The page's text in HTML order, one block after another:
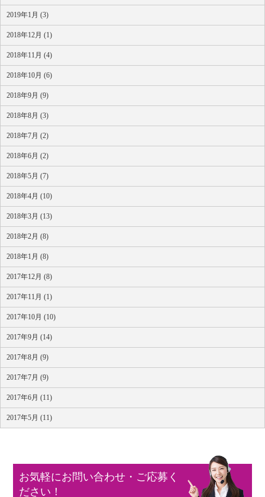
2019年1月 (3)
2018年12月 (1)
2018年11月 (4)
2018年10月 (6)
2018年9月 (9)
2018年8月 (3)
2018年7月 (2)
2018年6月 (2)
2018年5月 (7)
2018年4月 (10)
2018年3月 (13)
2018年2月 (8)
2018年1月 (8)
2017年12月 (8)
2017年11月 (1)
2017年10月 (10)
2017年9月 (14)
2017年8月 (9)
2017年7月 (9)
2017年6月 (11)
2017年5月 (11)
お気軽にお問い合わせ・ご応募く
ださい！